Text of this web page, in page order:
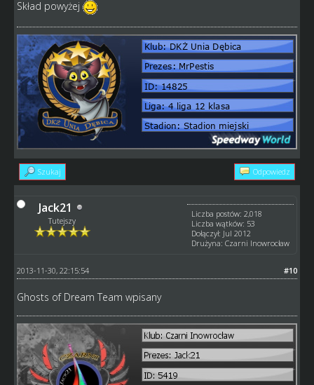
Skład powyżej
Szukaj Odpowiedz
Jack21
Tutejszy
Liczba postów: 2,018
Liczba wątków: 53
Dołączył: Jul 2012
Drużyna: Czarni Inowrocław
#10
2013-11-30, 22:15:54
Ghosts of Dream Team wpisany